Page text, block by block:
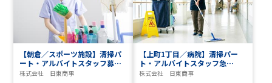
【朝倉／スポーツ施設】清掃パ
ート・アルバイトスタッフ募
集!! 未経験OK・サポート充実
株式会社 日東商事
【上町1丁目／病院】清掃パー
ト・アルバイトスタッフ急
募！ 未経験OK・サポート充実
株式会社 日東商事